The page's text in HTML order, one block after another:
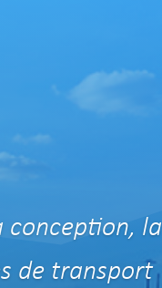
conception, la
de transport